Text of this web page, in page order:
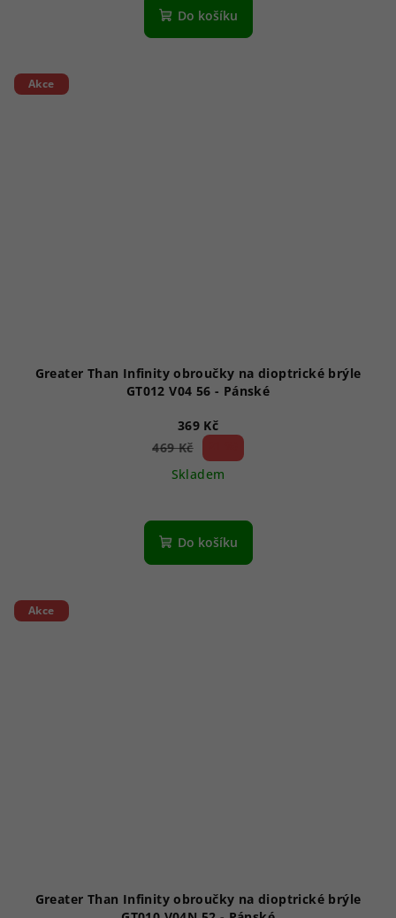
Do košíku
Akce
Greater Than Infinity obroučky na dioptrické brýle
GT012 V04 56 - Pánské
369 Kč
469 Kč
Skladem
Do košíku
Akce
Greater Than Infinity obroučky na dioptrické brýle